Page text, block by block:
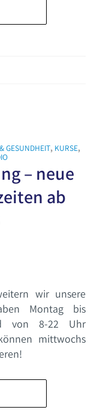
GESUNDHEIT, KURSE,
– neue
ab
wir unsere
Montag bis
von 8-22 Uhr
mittwochs